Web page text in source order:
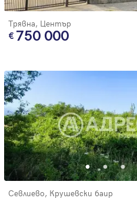
Трявна, Център
750 000
Севлиево, Крушевски баир